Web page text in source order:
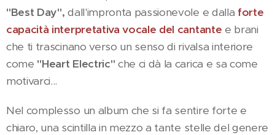
"Best Day", dall'impronta passionevole e dalla forte
capacità interpretativa vocale del cantante e brani
che ti trascinano verso un senso di rivalsa interiore
come "Heart Electric" che ci dà la carica e sa come
motivarci...
Nel complesso un album che si fa sentire forte e
chiaro, una scintilla in mezzo a tante stelle del genere